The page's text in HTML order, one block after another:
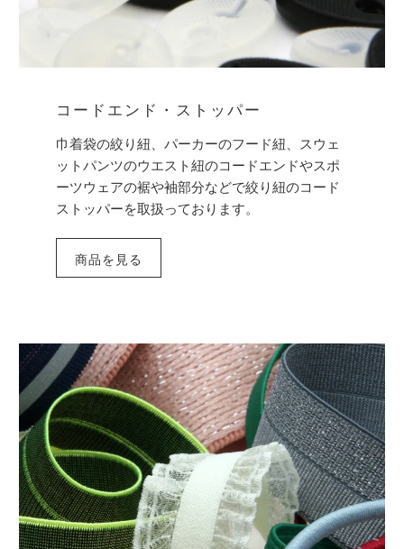
コードエンド・ストッパー
巾着袋の絞り紐、パーカーのフード紐、スウェ
ットパンツのウエスト紐のコードエンドやスポ
ーツウェアの裾や袖部分などで絞り紐のコード
ストッパーを取扱っております。
商品を見る